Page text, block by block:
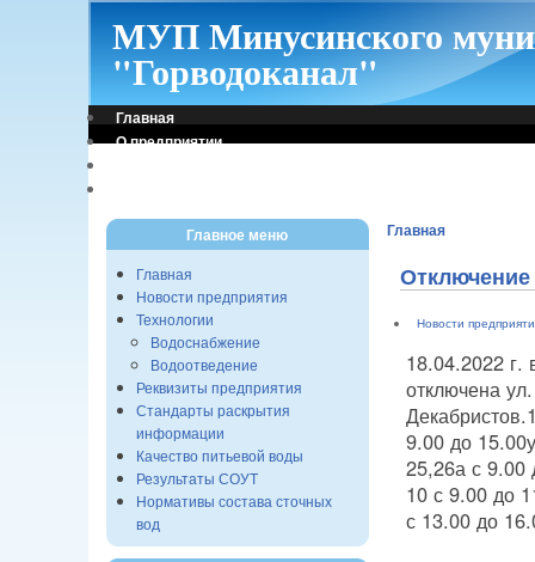
МУП Минусинского
"Горводоканал"
Главная
О предприятии
Главное меню
Главная
Новости предприятия
Технологии
Водоснабжение
Водоотведение
Реквизиты предприятия
Стандарты раскрытия
информации
Качество питьевой воды
Результаты СОУТ
Нормативы состава сточных
вод
Главная
Новости
18.04.2022 г.
отключена
9.00 до
25,26а с 9.00
10 с 9.00 до
с 13.00 до